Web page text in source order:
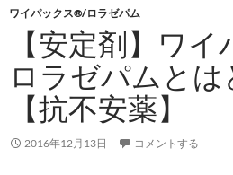
ワイパックス®/ロラゼパム
【安定剤】ワ
ロラゼパムと
【抗不安薬】
2016年12月13日 コメントする